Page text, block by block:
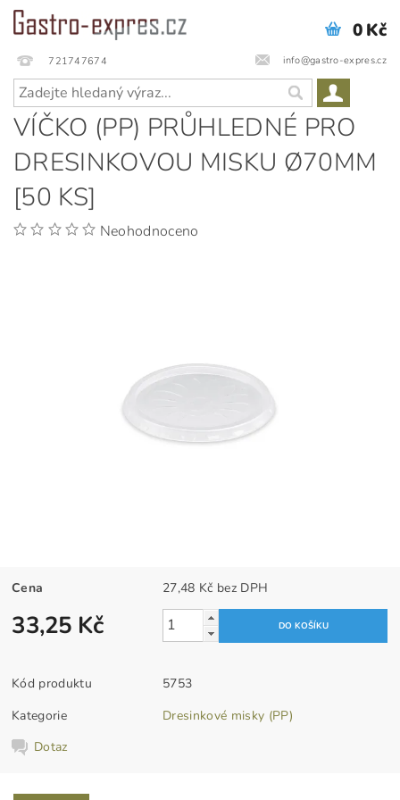
721747674 info@gastro-expres.cz
0 Kč
VÍČKO (PP) PRŮHLEDNÉ PRO
DRESINKOVOU MISKU Ø70MM
[50 KS]
Neohodnoceno
Cena 27,48 Kč bez DPH
33,25 Kč
Kód produktu
5753
Kategorie
Dresinkové misky (PP)
Dotaz